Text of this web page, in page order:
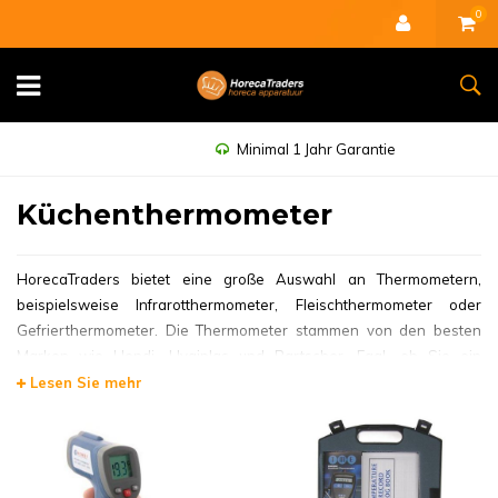
0
Minimal 1 Jahr Garantie
Küchenthermometer
HorecaTraders bietet eine große Auswahl an Thermometern,
beispielsweise Infrarotthermometer, Fleischthermometer oder
Gefrierthermometer. Die Thermometer stammen von den besten
Marken wie Hendi, Hygiplas und Bartscher. Egal, ob Sie ein
Thermometer für Ihre Metzgerei, Ihr Gastronomieunternehmen oder
Situation ein passendes Thermometer.
Digitale Thermometer für Fleisch
Lesen Sie mehr